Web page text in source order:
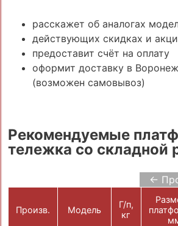
расскажет об аналогах
действующих скидках и
предоставит счёт на оплату
оформит доставку в
(возможен самовывоз)
Рекомендуемые
тележка со складной
←
Произв. Модель
Г/п,
кг